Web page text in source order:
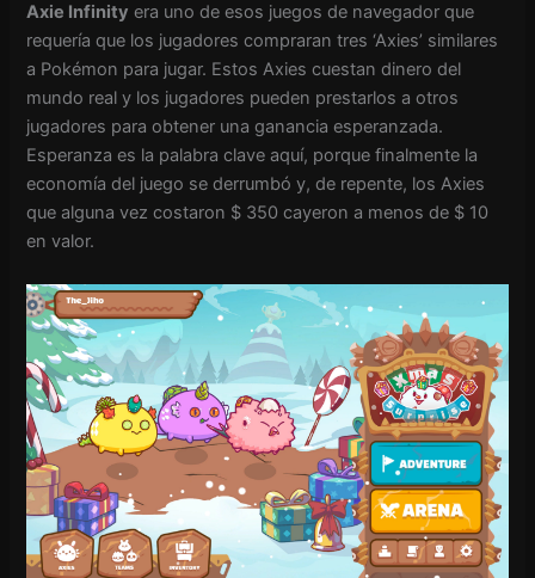
Axie Infinity era uno de esos juegos de navegador que
requería que los jugadores compraran tres ‘Axies’ similares
a Pokémon para jugar. Estos Axies cuestan dinero del
mundo real y los jugadores pueden prestarlos a otros
jugadores para obtener una ganancia esperanzada.
Esperanza es la palabra clave aquí, porque finalmente la
economía del juego se derrumbó y, de repente, los Axies
que alguna vez costaron $ 350 cayeron a menos de $ 10
en valor.